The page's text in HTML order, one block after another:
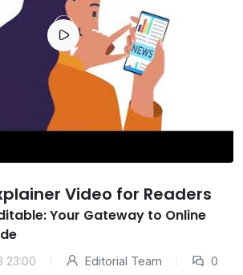
Video for Readers
Your Gateway to Online
23:00 Editorial Team 0